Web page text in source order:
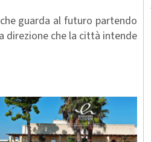
guarda al futuro partendo
direzione che la città intende